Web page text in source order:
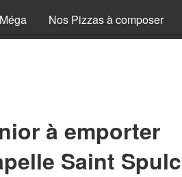
Nos Pizzas à composer
à emporter
Saint